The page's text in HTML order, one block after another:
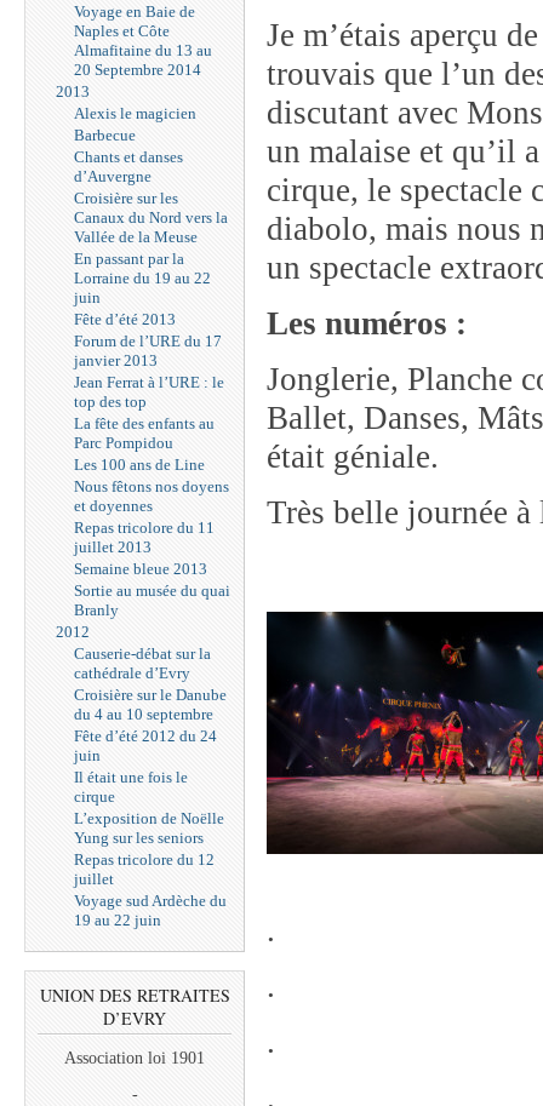
Voyage en Baie de
Naples et Côte
Almafitaine du 13 au
20 Septembre 2014
2013
Alexis le magicien
Barbecue
Chants et danses
d’Auvergne
Croisière sur les
Canaux du Nord vers la
Vallée de la Meuse
En passant par la
Lorraine du 19 au 22
juin
Fête d’été 2013
Forum de l’URE du 17
janvier 2013
Jean Ferrat à l’URE : le
top des top
La fête des enfants au
Parc Pompidou
Les 100 ans de Line
Nous fêtons nos doyens
et doyennes
Repas tricolore du 11
juillet 2013
Semaine bleue 2013
Sortie au musée du quai
Branly
2012
Causerie-débat sur la
cathédrale d’Evry
Croisière sur le Danube
du 4 au 10 septembre
Fête d’été 2012 du 24
juin
Il était une fois le
cirque
L’exposition de Noëlle
Yung sur les seniors
Repas tricolore du 12
juillet
Voyage sud Ardèche du
19 au 22 juin
UNION DES RETRAITES
D’EVRY
Association loi 1901
-
Je m’étais aperçu
trouvais que l’un
discutant avec
un malaise et qu’il
cirque, le spectacle
diabolo, mais nous
un spectacle
Les numéros :
Jonglerie, Planche
Ballet, Danses,
était géniale.
Très belle journée
.
.
.
.